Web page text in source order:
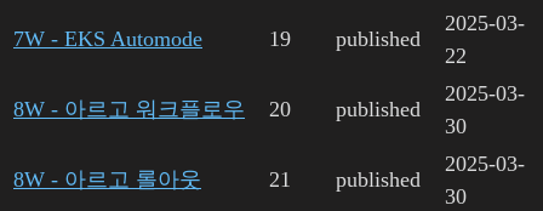
7W - EKS Automode 19 published
2025-03-
22
8W - 아르고 워크플로우 20 published
2025-03-
30
8W - 아르고 롤아웃 21 published
2025-03-
30